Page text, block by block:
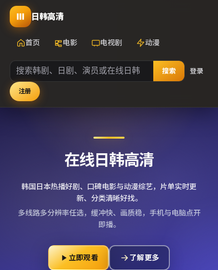
日韩高清
首页 电影 电视剧 动漫
搜索 登录
注册
在线日韩高清
韩国日本热播好剧、口碑电影与动漫综艺，片单实时更
新、分类清晰好找。
多线路多分辨率任选，缓冲快、画质稳，手机与电脑点开
即播。
立即观看 了解更多